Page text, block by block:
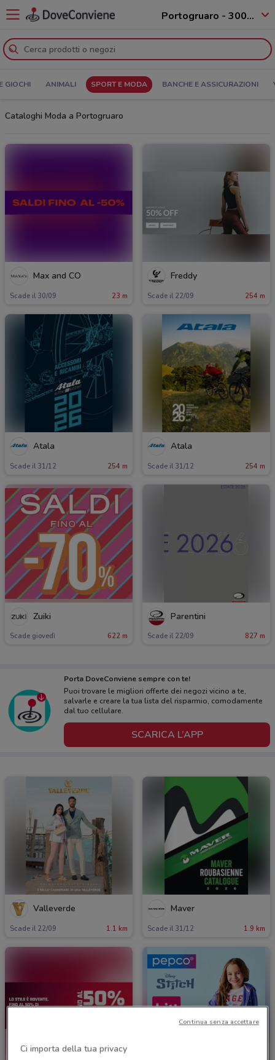
Portogruaro - 30020
GIOCHI ANIMALI SPORT E MODA BANCHE E ASSICURAZIONI
Cataloghi Moda a Portogruaro
Max and CO
Scade il 30/09 23 m
Freddy
Scade il 22/09 254 m
Atala
Scade il 31/12 254 m
Atala
Scade il 31/12 254 m
Zuiki
Scade giovedì 622 m
Parentini
Scade il 22/09 827 m
Porta DoveConviene sempre con te!
Puoi trovare le migliori offerte dei negozi vicino a te,
salvarle e creare la tua lista del risparmio, comodamente
dal tuo cellulare.
SCARICA L’APP
Valleverde
Scade il 22/09 1.1 km
Maver
Scade il 31/12 1.9 km
Ci importa della tua privacy
Continua senza accettare